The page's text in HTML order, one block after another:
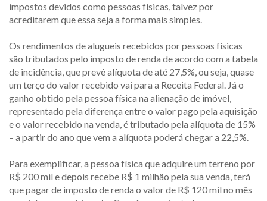
impostos devidos como pessoas físicas, talvez por
acreditarem que essa seja a forma mais simples.
Os rendimentos de alugueis recebidos por pessoas físicas
são tributados pelo imposto de renda de acordo com a tabela
de incidência, que prevê alíquota de até 27,5%, ou seja, quase
um terço do valor recebido vai para a Receita Federal. Já o
ganho obtido pela pessoa física na alienação de imóvel,
representado pela diferença entre o valor pago pela aquisição
e o valor recebido na venda, é tributado pela alíquota de 15%
– a partir do ano que vem a alíquota poderá chegar a 22,5%.
Para exemplificar, a pessoa física que adquire um terreno por
R$ 200 mil e depois recebe R$ 1 milhão pela sua venda, terá
que pagar de imposto de renda o valor de R$ 120 mil no mês